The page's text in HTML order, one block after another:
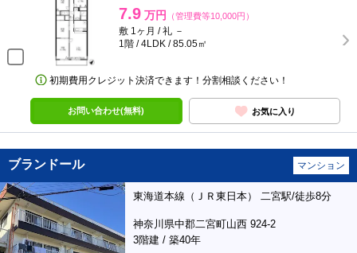
7.9 万円 （管理費等10,000円）
敷 1ヶ月 / 礼 －
1階 / 4LDK / 85.05㎡
初期費用クレジット決済できます！分割相談ください！
お問い合わせ(無料) お気に入り
ブランドール マンション
東海道本線（ＪＲ東日本） 二宮駅/徒歩8分
神奈川県中郡二宮町山西 924-2
3階建 / 築40年